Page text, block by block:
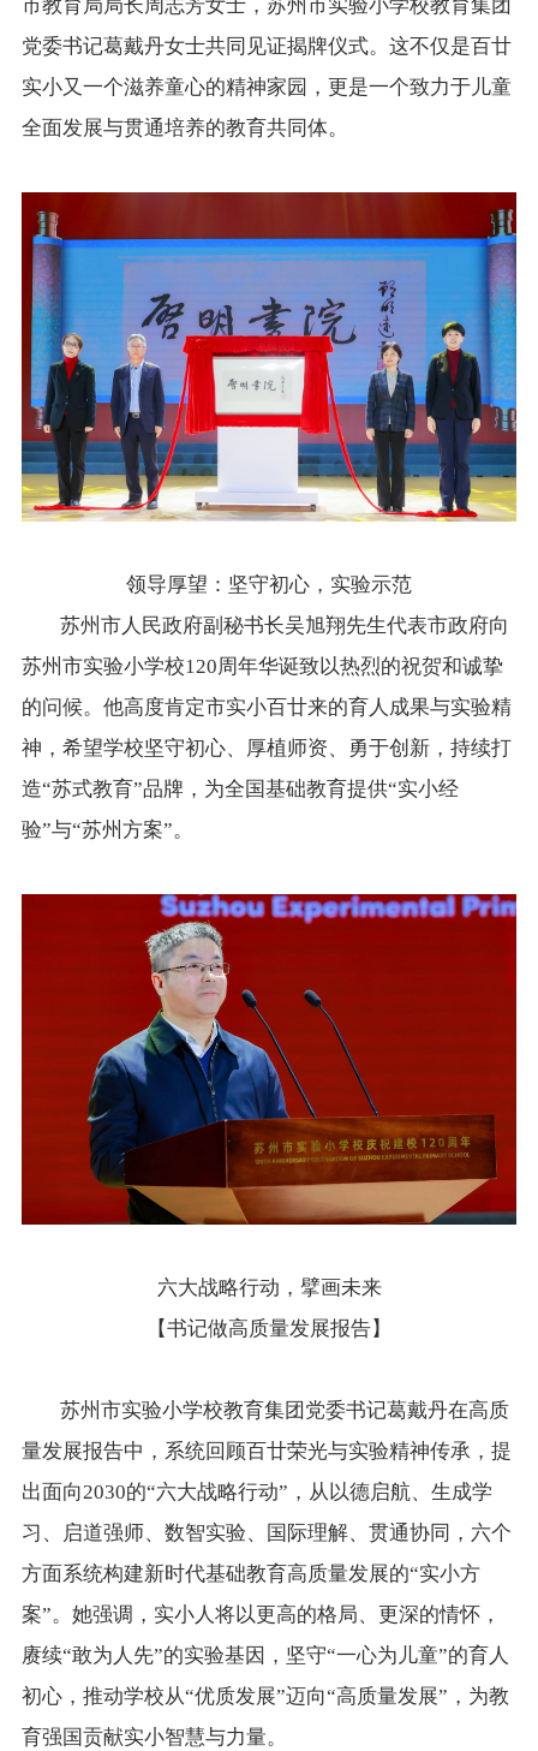
市教育局局长周志芳女士，苏州市实验小学校教育集团
党委书记葛戴丹女士共同见证揭牌仪式。这不仅是百廿
实小又一个滋养童心的精神家园，更是一个致力于儿童
全面发展与贯通培养的教育共同体。
领导厚望：坚守初心，实验示范
苏州市人民政府副秘书长吴旭翔先生代表市政府向
苏州市实验小学校120周年华诞致以热烈的祝贺和诚挚
的问候。他高度肯定市实小百廿来的育人成果与实验精
神，希望学校坚守初心、厚植师资、勇于创新，持续打
造“苏式教育”品牌，为全国基础教育提供“实小经
验”与“苏州方案”。
六大战略行动，擘画未来
【书记做高质量发展报告】
苏州市实验小学校教育集团党委书记葛戴丹在高质
量发展报告中，系统回顾百廿荣光与实验精神传承，提
出面向2030的“六大战略行动”，从以德启航、生成学
习、启道强师、数智实验、国际理解、贯通协同，六个
方面系统构建新时代基础教育高质量发展的“实小方
案”。她强调，实小人将以更高的格局、更深的情怀，
赓续“敢为人先”的实验基因，坚守“一心为儿童”的育人
初心，推动学校从“优质发展”迈向“高质量发展”，为教
育强国贡献实小智慧与力量。